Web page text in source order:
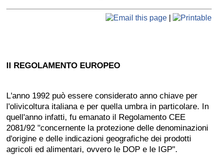
|
II REGOLAMENTO EUROPEO
L'anno 1992 può essere considerato anno chiave per
l'olivicoltura italiana e per quella umbra in particolare. In
quell'anno infatti, fu emanato il Regolamento CEE
2081/92 "concernente la protezione delle denominazioni
d'origine e delle indicazioni geografiche dei prodotti
agricoli ed alimentari, ovvero le DOP e le IGP".